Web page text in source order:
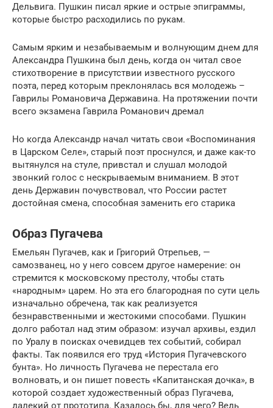
Дельвига. Пушкин писал яркие и острые эпиграммы,
которые быстро расходились по рукам.
Самым ярким и незабываемым и волнующим днем для
Александра Пушкина был день, когда он читал свое
стихотворение в присутствии известного русского
поэта, перед которым преклонялась вся молодежь –
Гаврилы Романовича Державина. На протяжении почти
всего экзамена Гаврила Романович дремал
Но когда Александр начал читать свои «Воспоминания
в Царском Селе», старый поэт проснулся, и даже как-то
вытянулся на стуле, привстал и слушал молодой
звонкий голос с нескрываемым вниманием. В этот
день Державин почувствовал, что России растет
достойная смена, способная заменить его старика
Образ Пугачева
Емельян Пугачев, как и Григорий Отрепьев, —
самозванец, но у него совсем другое намерение: он
стремится к московскому престолу, чтобы стать
«народным» царем. Но эта его благородная по сути цель
изначально обречена, так как реализуется
безнравственными и жестокими способами. Пушкин
долго работал над этим образом: изучал архивы, ездил
по Уралу в поисках очевидцев тех событий, собирал
факты. Так появился его труд «История Пугачевского
бунта». Но личность Пугачева не перестала его
волновать, и он пишет повесть «Капитанская дочка», в
которой создает художественный образ Пугачева,
далекий от прототипа. Казалось бы, для чего? Ведь